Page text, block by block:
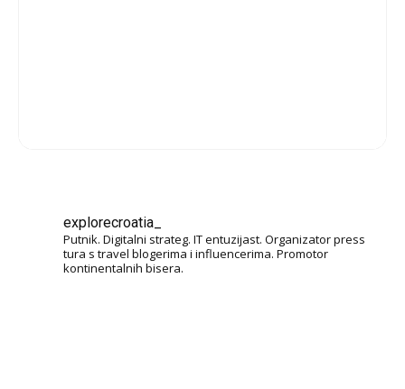
explorecroatia_
Putnik. Digitalni strateg. IT entuzijast. Organizator press
tura s travel blogerima i influencerima. Promotor
kontinentalnih bisera.